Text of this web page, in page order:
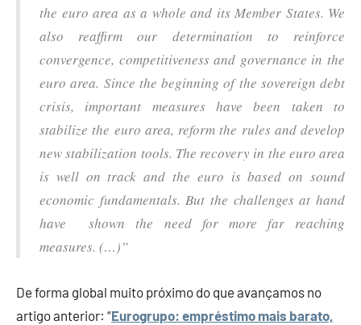
the euro area as a whole and its Member States. We
also reaffirm our determination to reinforce
convergence, competitiveness and governance in the
euro area. Since the beginning of the sovereign debt
crisis, important measures have been taken to
stabilize the euro area, reform the rules and develop
new stabilization tools. The recovery in the euro area
is well on track and the euro is based on sound
economic fundamentals. But the challenges at hand
have shown the need for more far reaching
measures. (…)”
De forma global muito próximo do que avançamos no
artigo anterior: “Eurogrupo: empréstimo mais barato,